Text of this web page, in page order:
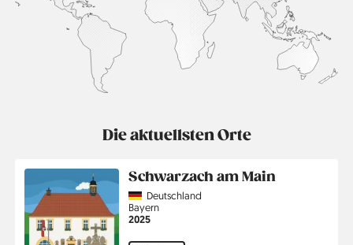
Die aktuellsten Orte
Schwarzach am Main
CountryDeutschland
Region
Bayern
Jahr
2025